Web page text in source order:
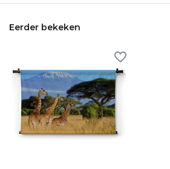
Eerder bekeken